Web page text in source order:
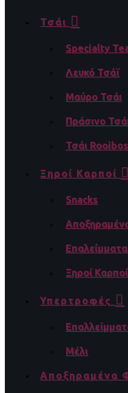
Τσάι
Specialty
Λευκό Τσάϊ
Μαύρο Τσάι
Πράσινο
Τσάι Rooibos
Ξηροί Καρποί
Snacks
Ξηροί Καρποί
Υπερτροφές
Μέλι
Αποξηραμένα